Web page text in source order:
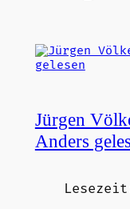
Jürgen
Anders